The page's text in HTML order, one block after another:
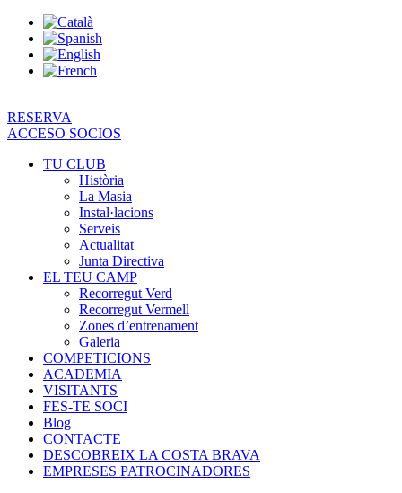
contingut
RESERVA
ACCESO SOCIOS
TU CLUB
Història
La Masia
Instal·lacions
Serveis
Actualitat
Junta Directiva
EL TEU CAMP
Recorregut Verd
Recorregut Vermell
Zones d’entrenament
Galeria
COMPETICIONS
ACADEMIA
VISITANTS
FES-TE SOCI
Blog
CONTACTE
DESCOBREIX LA COSTA BRAVA
EMPRESES PATROCINADORES